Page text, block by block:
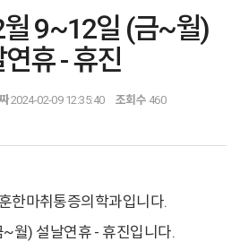
월 9~12일 (금~월)
휴 - 휴진
2024-02-09 12:35:40 조회수 460
한마취통증의학과입니다.
월) 설날연휴 - 휴진입니다.